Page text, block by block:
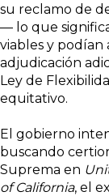
su reclamo de
— lo que
viables y podían
adjudicación
Ley de
equitativo.
El gobierno
buscando
Suprema en
of California, el